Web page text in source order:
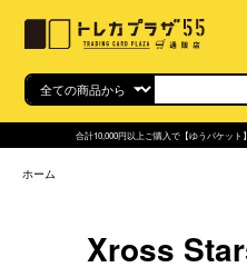
合計10,000円以上ご購入で【ゆうパケッ
ホーム
Xross